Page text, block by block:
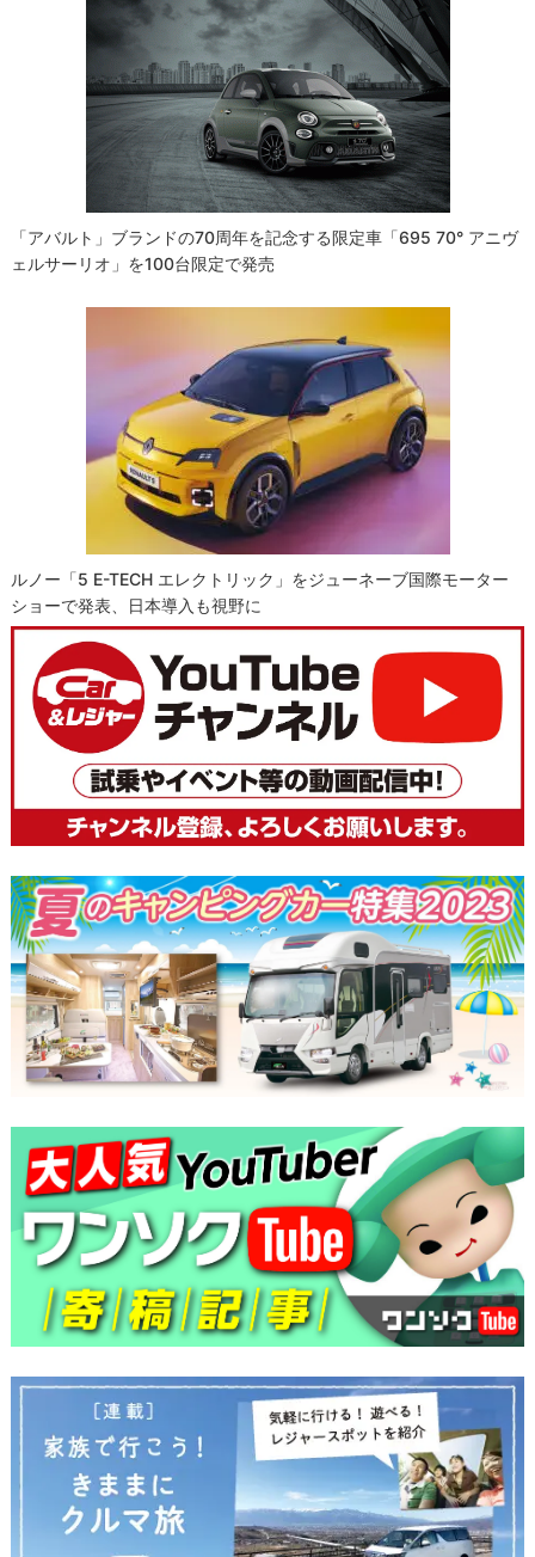
「アバルト」ブランドの70周年を記念する限定車「695 70° アニヴ
ェルサーリオ」を100台限定で発売
ルノー「5 E-TECH エレクトリック」をジューネーブ国際モーター
ショーで発表、日本導入も視野に